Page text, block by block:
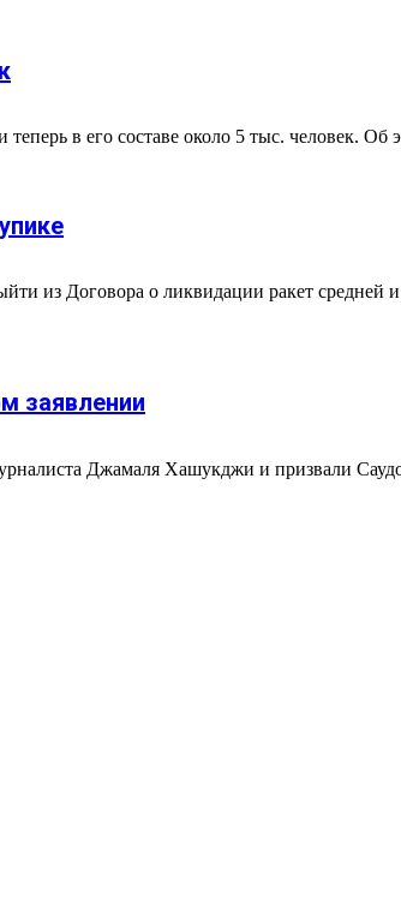
в его составе около 5 тыс. человек. Об
из Договора о ликвидации ракет
заявлении
Джамаля Хашукджи и призвали